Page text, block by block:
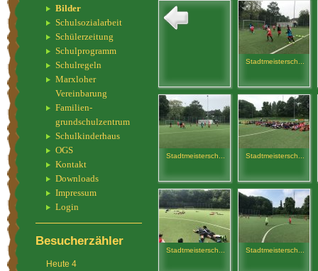
Bilder
Schulsozialarbeit
Schülerzeitung
Schulprogramm
Schulregeln
Marxloher
Vereinbarung
Familien-
grundschulzentrum
Schulkinderhaus
OGS
Kontakt
Downloads
Impressum
Login
Besucherzähler
Heute 4
Stadtmeistersch...
Stadtmeistersch... Stadtmeistersch...
Stadtmeistersch... Stadtmeistersch...